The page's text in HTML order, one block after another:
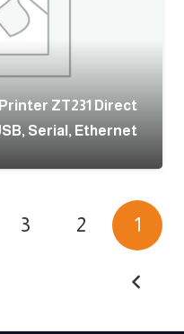
ZT231 Direct
Serial, Ethernet,
1
2
3